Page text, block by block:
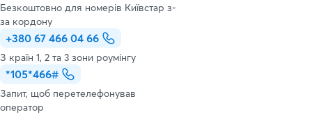
Безкоштовно для номерів Київстар з-
за кордону
+380 67 466 04 66
З країн 1, 2 та 3 зони роумінгу
*105*466#
Запит, щоб перетелефонував
оператор